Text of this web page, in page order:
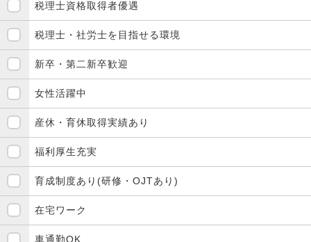
税理士資格取得者優遇
税理士・社労士を目指せる環境
新卒・第二新卒歓迎
女性活躍中
産休・育休取得実績あり
福利厚生充実
育成制度あり(研修・OJTあり)
在宅ワーク
車通勤OK